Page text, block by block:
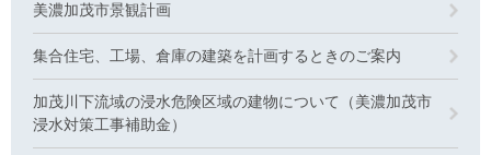
美濃加茂市景観計画
集合住宅、工場、倉庫の建築を計画するときのご案内
加茂川下流域の浸水危険区域の建物について（美濃加茂市
浸水対策工事補助金）